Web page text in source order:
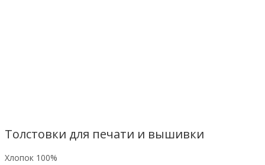
Толстовки для печати и вышивки
Хлопок 100%